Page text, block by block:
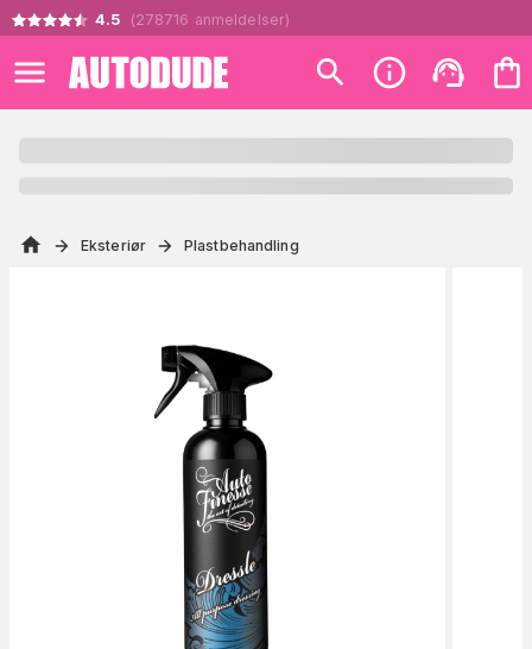
4.5 (278716 anmeldelser)
Eksteriør Plastbehandling